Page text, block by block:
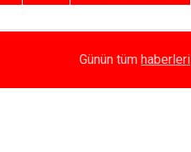
Besni’de Atv Devrildi: 4 Yaralı
Günün tüm haberleri